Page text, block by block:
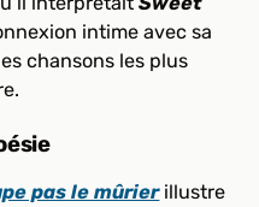
intime avec sa
chansons les plus
pas le mûrierillustre